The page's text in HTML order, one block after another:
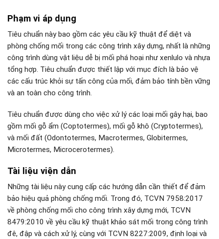
Phạm vi áp dụng
Tiêu chuẩn này bao gồm các yêu cầu kỹ thuật để diệt và
phòng chống mối trong các công trình xây dựng, nhất là những
công trình dùng vật liệu dễ bị mối phá hoại như xenlulo và nhựa
tổng hợp. Tiêu chuẩn được thiết lập với mục đích là bảo vệ
các cấu trúc khỏi sự tấn công của mối, đảm bảo tính bền vững
và an toàn cho công trình.
Tiêu chuẩn được dùng cho việc xử lý các loại mối gây hại, bao
gồm mối gỗ ẩm (Coptotermes), mối gỗ khô (Cryptotermes),
và mối đất (Odontotermes, Macrotermes, Globitermes,
Microtermes, Microcerotermes).
Tài liệu viện dẫn
Những tài liệu này cung cấp các hướng dẫn cần thiết để đảm
bảo hiệu quả phòng chống mối. Trong đó, TCVN 7958:2017
về phòng chống mối cho công trình xây dựng mới, TCVN
8479:2010 về yêu cầu kỹ thuật khảo sát mối trong công trình
đê, đập và cách xử lý, cùng với TCVN 8227:2009, định loại và